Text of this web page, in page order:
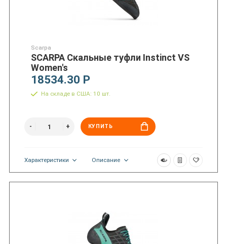
Scarpa
SCARPA Скальные туфли Instinct VS
Women's
18534.30 Р
На складе в США: 10 шт.
КУПИТЬ
Характеристики Описание